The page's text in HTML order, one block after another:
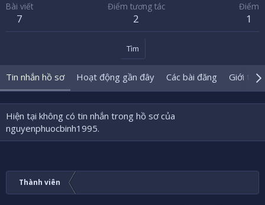
Bài viết
7
Điểm tương tác
2
Điểm
1
Tìm
Tin nhắn hồ sơ Hoạt động gần đây Các bài đăng Giới
Hiện tại không có tin nhắn trong hồ sơ của
nguyenphuocbinh1995.
Thành viên